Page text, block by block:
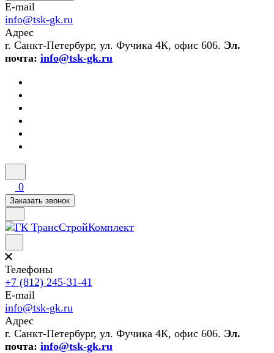
E-mail
info@tsk-gk.ru
Адрес
г. Санкт-Петербург, ул. Фучика 4К, офис 606. Эл.
почта: info@tsk-gk.ru
0
Заказать звонок
Телефоны
+7 (812) 245-31-41
E-mail
info@tsk-gk.ru
Адрес
г. Санкт-Петербург, ул. Фучика 4К, офис 606. Эл.
почта: info@tsk-gk.ru